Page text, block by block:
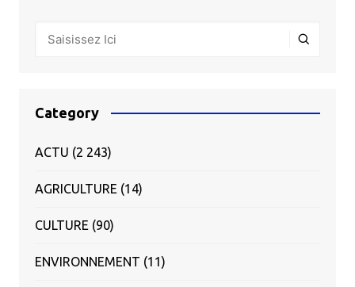
Category
ACTU (2 243)
AGRICULTURE (14)
CULTURE (90)
ENVIRONNEMENT (11)